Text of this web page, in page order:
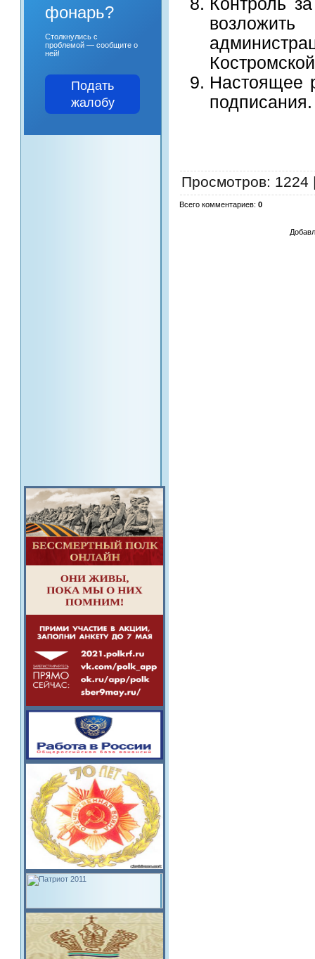
фонарь?
Столкнулись с
проблемой — сообщите о
ней!
Подать
жалобу
Контроль
Настоящее
подписания.
Просмотров:
Всего комментариев:0